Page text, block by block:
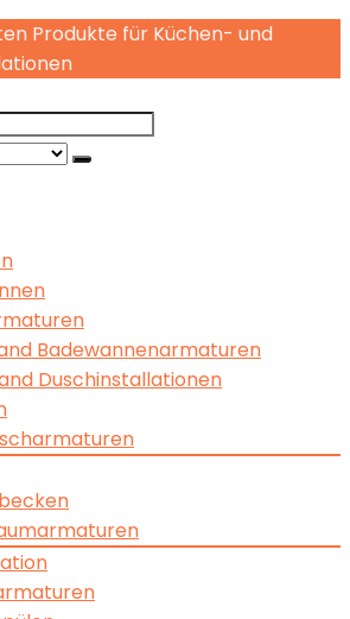
Produkte für Küchen- und
Badewannenarmaturen
Duschinstallationen